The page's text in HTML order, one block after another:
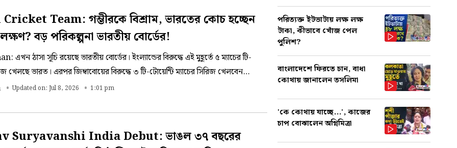
Team: গম্ভীরকে বিশ্রাম, ভারতের কোচ হচ্ছেন
বড় পরিকল্পনা ভারতীয় বোর্ডের!
এখন ঠাসা সূচি রয়েছে ভারতীয় বোর্ডের। ইংল্যান্ডের বিরুদ্ধে এই মুহূর্তে ৫ ম্যাচের টি-
খেলছে ভারত। এরপর জিম্বাবোয়ের বিরুদ্ধে ৩ টি-টোয়েন্টি ম্যাচের সিরিজ খেলবেন
জুলাই ম্যাচগুলি হবে। এরপর ২৪ সেপ্টেম্বর থেকে শুরু হওয়া এশিয়ান গেমসে যাবে
Updated on: Jul 8, 2026 1:01 pm
Suryavanshi India Debut: ভাঙল ৩৭ বছরের
পরিত্যক্ত ইটভাটায় লক্ষ লক্ষ
টাকা, কীভাবে খোঁজ পেল
পুলিশ?
বাংলাদেশে ফিরতে চান, বাধা
কোথায় জানালেন তসলিমা
'কে কোথায় যাচ্ছে...', কাজের
চাপ বোঝালেন অগ্নিমিত্রা